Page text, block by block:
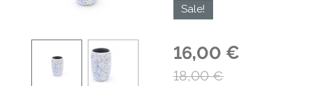
Sale!
16,00 €
18,00 €